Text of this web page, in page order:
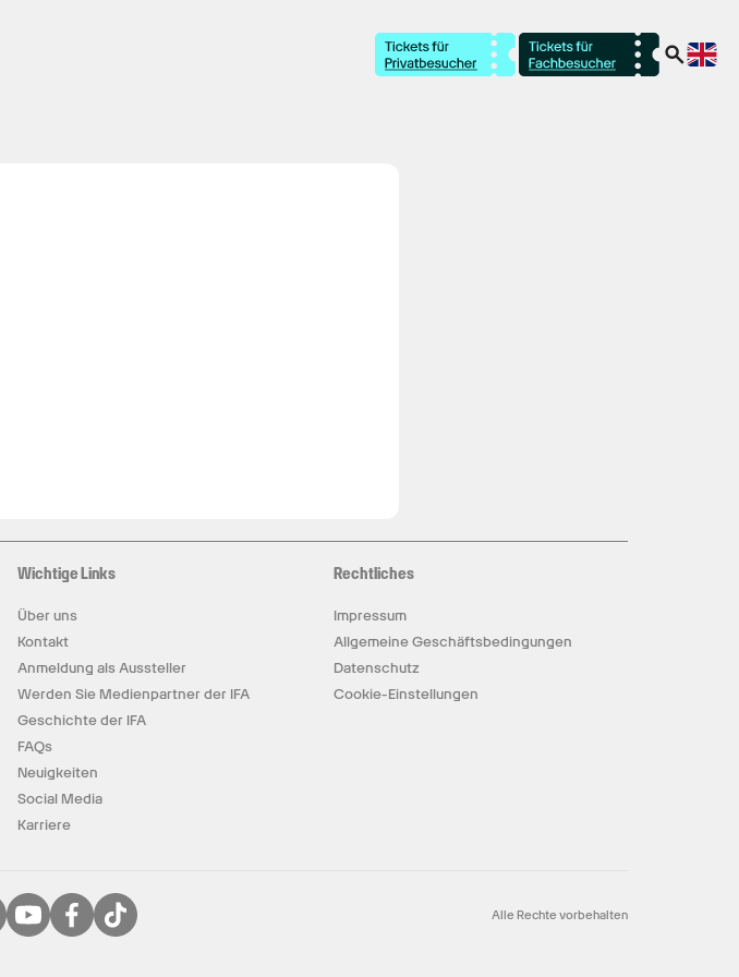
Wichtige Links
Über uns
Kontakt
Anmeldung als Aussteller
Werden Sie Medienpartner der IFA
Geschichte der IFA
FAQs
Neuigkeiten
Social Media
Karriere
Rechtliches
Impressum
Allgemeine Geschäftsbedingungen
Datenschutz
Cookie-Einstellungen
Alle Rechte vorbehalten